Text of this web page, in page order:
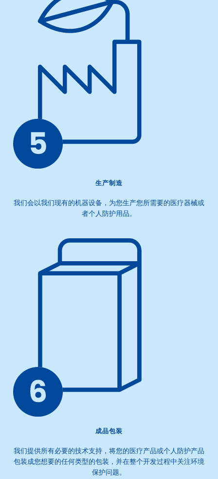
生产制造
我们会以我们现有的机器设备，为您生产您所需要的医疗器械或
者个人防护用品。
成品包装
我们提供所有必要的技术支持，将您的医疗产品或个人防护产品
包装成您想要的任何类型的包装，并在整个开发过程中关注环境
保护问题。